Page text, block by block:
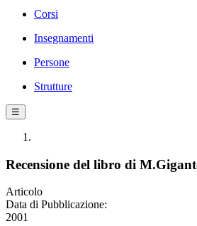
Corsi
Insegnamenti
Persone
Strutture
☰
Recensione del libro di
Articolo
Data di Pubblicazione:
2001